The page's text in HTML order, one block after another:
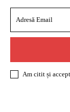
Am citit și